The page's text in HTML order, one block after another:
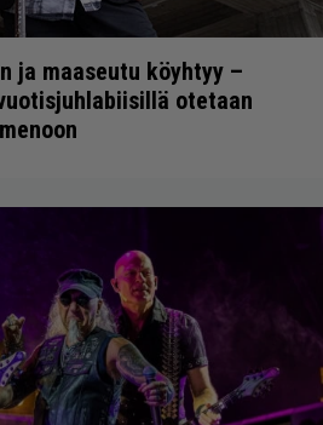
ja maaseutu köyhtyy –
otetaan